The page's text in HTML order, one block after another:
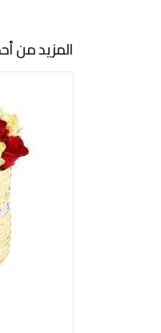
المزيد من